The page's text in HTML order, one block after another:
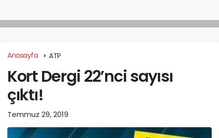
Anasayfa ATP
Kort Dergi 22’nci sayısı
çıktı!
Temmuz 29, 2019